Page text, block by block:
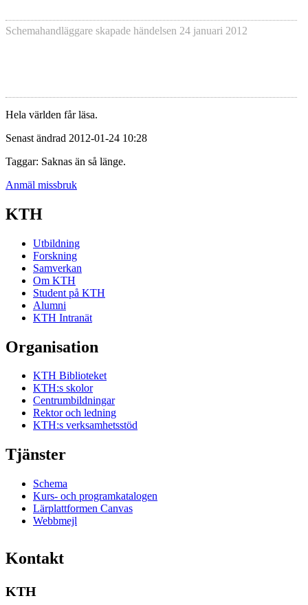
Schemahandläggare skapade händelsen 24 januari 2012
Hela världen får läsa.
Senast ändrad 2012-01-24 10:28
Taggar: Saknas än så länge.
Anmäl missbruk
KTH
Utbildning
Forskning
Samverkan
Om KTH
Student på KTH
Alumni
KTH Intranät
Organisation
KTH Biblioteket
KTH:s skolor
Centrumbildningar
Rektor och ledning
KTH:s verksamhetsstöd
Tjänster
Schema
Kurs- och programkatalogen
Lärplattformen Canvas
Webbmejl
Kontakt
KTH